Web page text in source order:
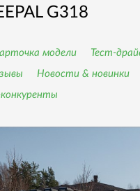
G318
модели
Тест-
Новости & новинки